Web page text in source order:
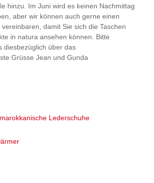
hinzu. Im Juni wird es keinen Nachmittag
aber wir können auch gerne einen
damit Sie sich die Taschen
in natura ansehen können. Bitte
diesbezüglich über das
Grüsse Jean und Gunda
Lederschuhe